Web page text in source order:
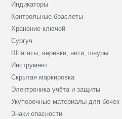
Индикаторы
Контрольные браслеты
Хранение ключей
Сургуч
Шпагаты, веревки, нити, шнуры.
Инструмент
Скрытая маркировка
Электроника учёта и защиты
Укупорочные материалы для бочек
Знаки опасности